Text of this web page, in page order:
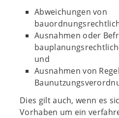
Abweichungen von
Ausnahmen oder
und
Ausnahmen von
Dies gilt auch, wenn es
Vorhaben um ein